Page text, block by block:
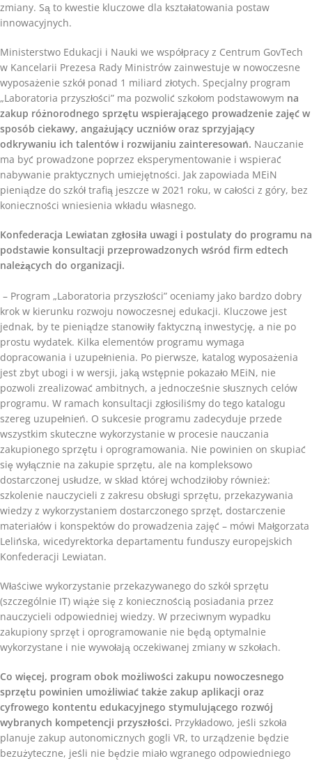
zmiany. Są to kwestie kluczowe dla kształatowania postaw
innowacyjnych.
Ministerstwo Edukacji i Nauki we współpracy z Centrum GovTech
w Kancelarii Prezesa Rady Ministrów zainwestuje w nowoczesne
wyposażenie szkół ponad 1 miliard złotych. Specjalny program
„Laboratoria przyszłości” ma pozwolić szkołom podstawowym na
zakup różnorodnego sprzętu wspierającego prowadzenie zajęć w
sposób ciekawy, angażujący uczniów oraz sprzyjający
odkrywaniu ich talentów i rozwijaniu zainteresowań. Nauczanie
ma być prowadzone poprzez eksperymentowanie i wspierać
nabywanie praktycznych umiejętności. Jak zapowiada MEiN
pieniądze do szkół trafią jeszcze w 2021 roku, w całości z góry, bez
konieczności wniesienia wkładu własnego.
Konfederacja Lewiatan zgłosiła uwagi i postulaty do programu na
podstawie konsultacji przeprowadzonych wśród firm edtech
należących do organizacji.
– Program „Laboratoria przyszłości” oceniamy jako bardzo dobry
krok w kierunku rozwoju nowoczesnej edukacji. Kluczowe jest
jednak, by te pieniądze stanowiły faktyczną inwestycję, a nie po
prostu wydatek. Kilka elementów programu wymaga
dopracowania i uzupełnienia. Po pierwsze, katalog wyposażenia
jest zbyt ubogi i w wersji, jaką wstępnie pokazało MEiN, nie
pozwoli zrealizować ambitnych, a jednocześnie słusznych celów
programu. W ramach konsultacji zgłosiliśmy do tego katalogu
szereg uzupełnień. O sukcesie programu zadecyduje przede
wszystkim skuteczne wykorzystanie w procesie nauczania
zakupionego sprzętu i oprogramowania. Nie powinien on skupiać
się wyłącznie na zakupie sprzętu, ale na kompleksowo
dostarczonej usłudze, w skład której wchodziłoby również:
szkolenie nauczycieli z zakresu obsługi sprzętu, przekazywania
wiedzy z wykorzystaniem dostarczonego sprzęt, dostarczenie
materiałów i konspektów do prowadzenia zajęć – mówi Małgorzata
Lelińska, wicedyrektorka departamentu funduszy europejskich
Konfederacji Lewiatan.
Właściwe wykorzystanie przekazywanego do szkół sprzętu
(szczególnie IT) wiąże się z koniecznością posiadania przez
nauczycieli odpowiedniej wiedzy. W przeciwnym wypadku
zakupiony sprzęt i oprogramowanie nie będą optymalnie
wykorzystane i nie wywołają oczekiwanej zmiany w szkołach.
Co więcej, program obok możliwości zakupu nowoczesnego
sprzętu powinien umożliwiać także zakup aplikacji oraz
cyfrowego kontentu edukacyjnego stymulującego rozwój
wybranych kompetencji przyszłości. Przykładowo, jeśli szkoła
planuje zakup autonomicznych gogli VR, to urządzenie będzie
bezużyteczne, jeśli nie będzie miało wgranego odpowiedniego